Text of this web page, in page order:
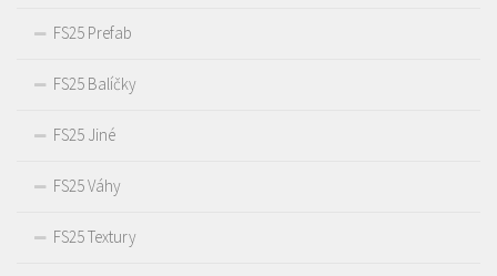
FS25 Prefab
FS25 Balíčky
FS25 Jiné
FS25 Váhy
FS25 Textury